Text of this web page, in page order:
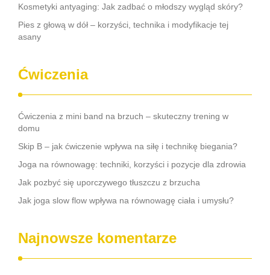
Kosmetyki antyaging: Jak zadbać o młodszy wygląd skóry?
Pies z głową w dół – korzyści, technika i modyfikacje tej
asany
Ćwiczenia
Ćwiczenia z mini band na brzuch – skuteczny trening w
domu
Skip B – jak ćwiczenie wpływa na siłę i technikę biegania?
Joga na równowagę: techniki, korzyści i pozycje dla zdrowia
Jak pozbyć się uporczywego tłuszczu z brzucha
Jak joga slow flow wpływa na równowagę ciała i umysłu?
Najnowsze komentarze